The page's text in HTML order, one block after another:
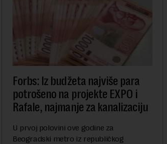
Forbs: Iz budžeta najviše para
potrošeno na projekte EXPO i
Rafale, najmanje za kanalizaciju
U prvoj polovini ove godine za
Beogradski metro iz republičkog